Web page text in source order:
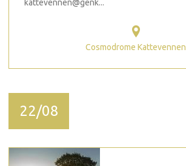
kattevennen@genk...
Cosmodrome Kattevennen
22/08